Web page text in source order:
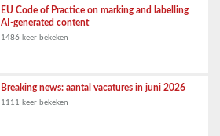
EU Code of Practice on marking and labelling
AI-generated content
1486 keer bekeken
Breaking news: aantal vacatures in juni 2026
1111 keer bekeken